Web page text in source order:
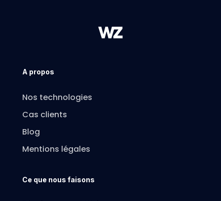
A propos
Nos technologies
Cas clients
Blog
Mentions légales
Ce que nous faisons